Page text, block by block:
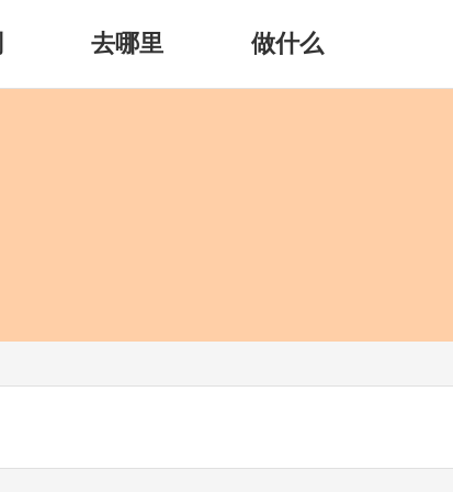
去哪里 做什么